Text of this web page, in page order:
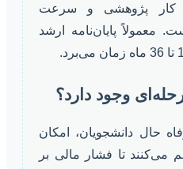
کار پژوهشی و سرعت
معمولاً پایان‌نامه ارشد
وجود دارد؟
حال دانشجویان، امکان
می‌کنند تا فشار مالی بر